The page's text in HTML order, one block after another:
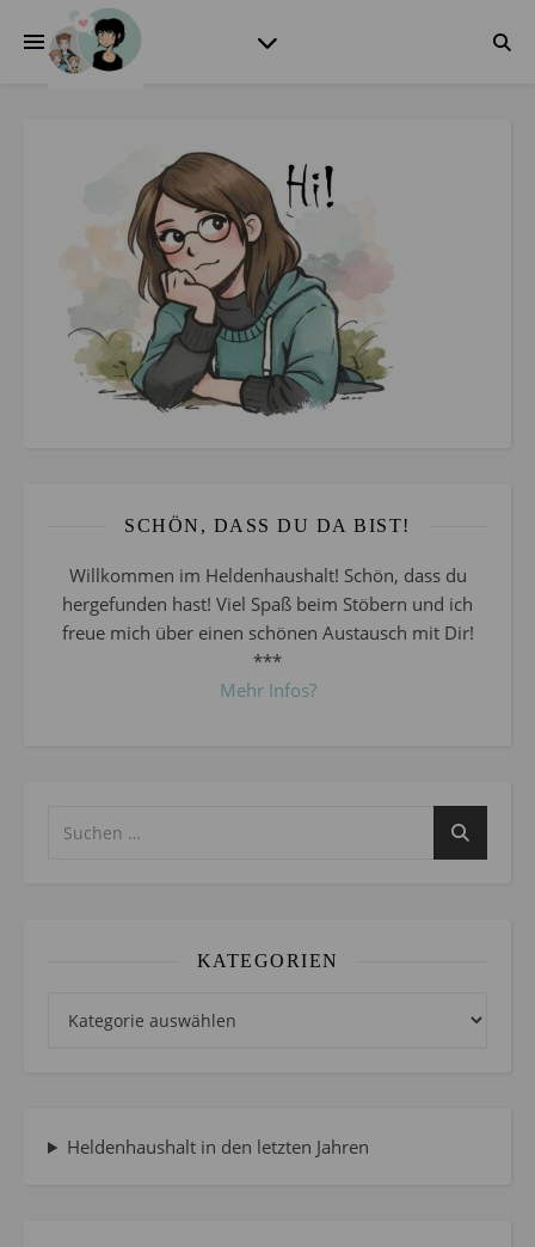
SCHÖN, DASS DU DA BIST!
Willkommen im Heldenhaushalt! Schön, dass du
hergefunden hast! Viel Spaß beim Stöbern und ich
freue mich über einen schönen Austausch mit Dir!
***
Mehr Infos?
KATEGORIEN
Heldenhaushalt in den letzten Jahren